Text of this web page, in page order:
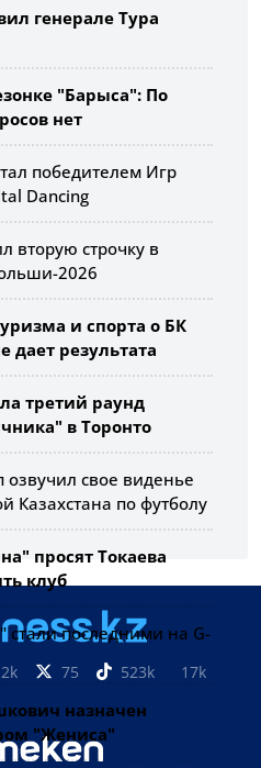
генерале Тура
"Барыса": По
нет
победителем Игр
Dancing
вторую строчку в
2026
и спорта о БК
дает результата
третий раунд
в Торонто
свое виденье
Казахстана по футболу
просят Токаева
клуб
последними на G-
назначен
"Жениса"
75 523k 17k